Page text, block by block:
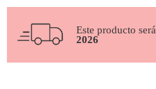
Este producto
2026